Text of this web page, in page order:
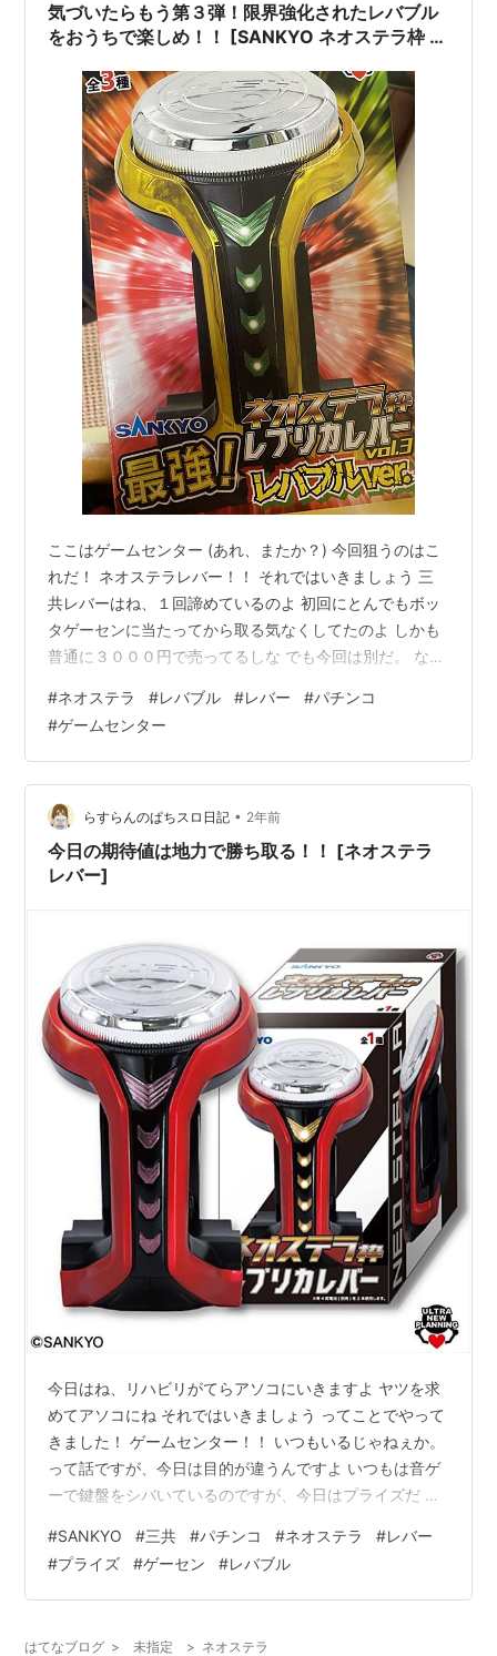
気づいたらもう第３弾！限界強化されたレバブル
をおうちで楽しめ！！ [SANKYO ネオステラ枠 レ
ここはゲームセンター (あれ、またか？) 今回狙うのはこ
れだ！ ネオステラレバー！！ それではいきましょう 三
共レバーはね、１回諦めているのよ 初回にとんでもボッ
タゲーセンに当たってから取る気なくしてたのよ しかも
普通に３０００円で売ってるしな でも今回は別だ。 なん
されているらしいんだ。 今回はその調査に向かう ってこ
とで取ってきました！ クレイジーギアが隣でめちゃくち
ゃ残っていたんですよね あれ無限回収して転売でもして
やろうかな。 なんてことはどうでもいいんですよ 今回は
サミーじゃなくて三共だ これ取るのめちゃくちゃ大変だ
ったわ。。。 前…
#ネオステラ #レバブル #レバー #パチンコ
#ゲームセンター
らすらんのぱちスロ日記 • 2年前
今日の期待値は地力で勝ち取る！！ [ネオステラ
レバー]
今日はね、リハビリがてらアソコにいきますよ ヤツを求
めてアソコにね それではいきましょう ってことでやって
きました！ ゲームセンター！！ いつもいるじゃねぇか。
って話ですが、今日は目的が違うんですよ いつもは音ゲ
ーで鍵盤をシバいているのですが、今日はプライズだ お
るっきゃないやろ！ ってことで前から目はつけていたの
ですが、まさかの入院でね、 いけないと諦めていたので
すが、 意外にも店舗が多かったのと、退院できたので確
#SANKYO #三共 #パチンコ #ネオステラ #レバー
#プライズ #ゲーセン #レバブル
はてなブログ > 未指定 > ネオステラ